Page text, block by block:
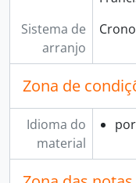
Sistema de
arranjo
Zona de
Idioma do
material